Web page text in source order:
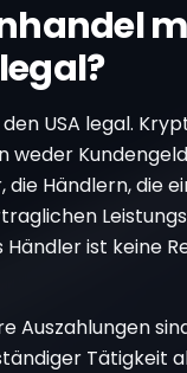
USA legal.
weder
die Händlern, die
ist keine
Auszahlungen
Tätigkeit